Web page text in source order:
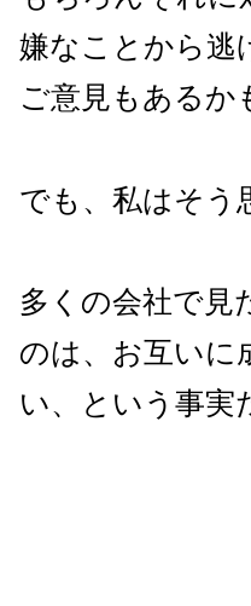
嫌なことから逃
ご意見もあるか
でも、私はそう
多くの会社で見
のは、お互いに
い、という事実